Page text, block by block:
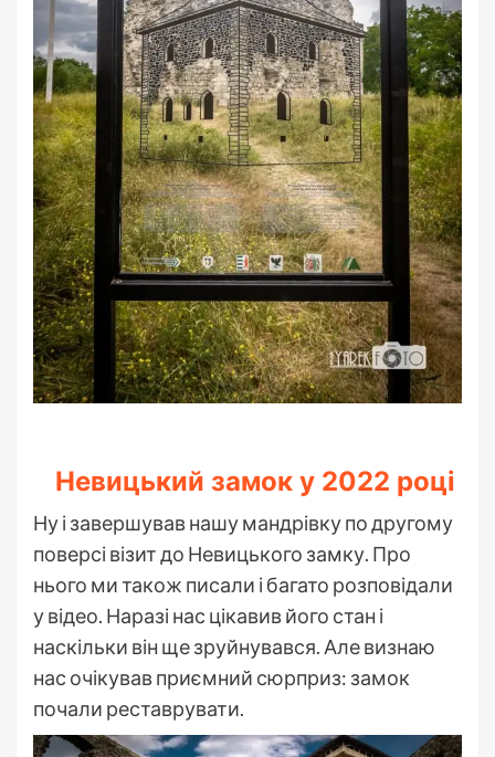
Невицький замок у 2022 році
Ну і завершував нашу мандрівку по другому
поверсі візит до Невицького замку. Про
нього ми також писали і багато розповідали
у відео. Наразі нас цікавив його стан і
наскільки він ще зруйнувався. Але визнаю
нас очікував приємний сюрприз: замок
почали реставрувати.